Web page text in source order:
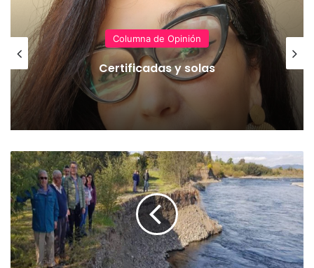
Columna de Opinión
Certificadas y solas
D
e
n
u
n
c
i
a